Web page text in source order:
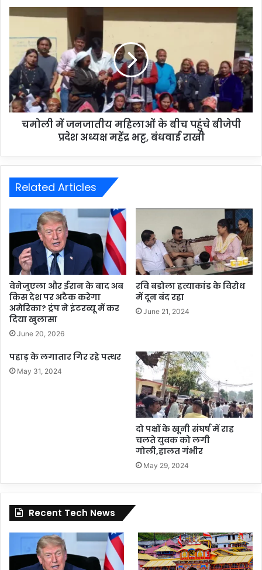
चमोली में जनजातीय महिलाओं के बीच पहुंचे बीजेपी
प्रदेश अध्यक्ष महेंद्र भट्ट, बंधवाई राखी
Related Articles
वेनेजुएला और ईरान के बाद अब
किस देश पर अटैक करेगा
अमेरिका? ट्रंप ने इंटरव्यू में कर
दिया खुलासा
June 20, 2026
रवि बडोला हत्याकांड के विरोध
में दून बंद रहा
June 21, 2024
पहाड़ के लगातार गिर रहे पत्थर
May 31, 2024
दो पक्षों के खूनी संघर्ष में राह
चलते युवक को लगी
गोली,हालत गंभीर
May 29, 2024
Recent Tech News